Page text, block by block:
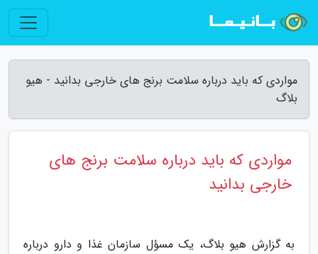
مواردی که باید درباره سلامت برنج های خارجی بدانید - هیو
بلاگ
مواردی که باید درباره سلامت برنج های
خارجی بدانید
به گزارش هیو بلاگ، یک مسؤل سازمان غذا و دارو درباره